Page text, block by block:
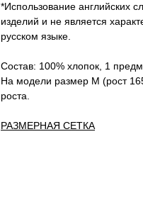
*Использование английских
изделий и не является
русском языке.
Состав: 100% хлопок, 1
На модели размер М (рост
роста.
РАЗМЕРНАЯ СЕТКА